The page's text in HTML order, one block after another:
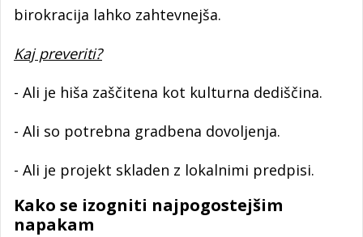
birokracija lahko zahtevnejša.
Kaj preveriti?
- Ali je hiša zaščitena kot kulturna dediščina.
- Ali so potrebna gradbena dovoljenja.
- Ali je projekt skladen z lokalnimi predpisi.
Kako se izogniti najpogostejšim
napakam